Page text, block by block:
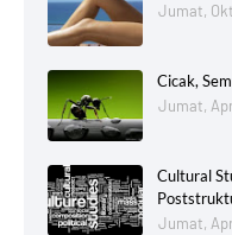
Jumat,
Cicak,
Jumat,
Cultural
Jumat,